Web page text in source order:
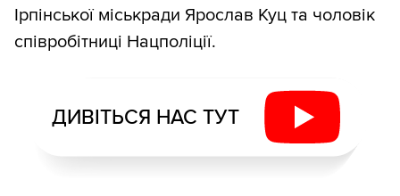
Ірпінської міськради Ярослав Куц та чоловік
співробітниці Нацполіції.
ДИВІТЬСЯ НАС ТУТ